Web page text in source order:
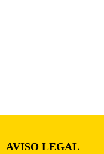
AVISO LEGAL